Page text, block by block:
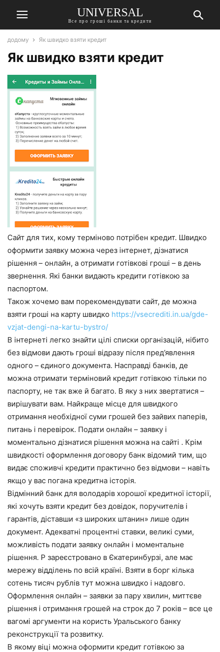
UNIVERSAL
Все про гроші банки та кредити
додому Як швидко взяти кредит
Як швидко взяти кредит
Сайт для тих, кому терміново потрібен кредит. Швидко
оформити заявку можна через інтернет, дізнатися
рішення – онлайн, а отримати готівкові гроші – в день
звернення. Які банки видають кредити готівкою за
паспортом.
Також хочемо вам порекомендувати сайт, де можна
взяти гроші на карту швидко https://vsecrediti.in.ua/gde-
vzjat-dengi-na-kartu-bystro/
В інтернеті легко знайти цілі списки організацій, нібито
без відмови дають гроші відразу після пред’явлення
одного – єдиного документа. Насправді банків, де
можна отримати терміновий кредит готівкою тільки по
паспорту, не так вже й багато. В яку з них звертатися –
вирішувати вам. Найкраще місце для швидкого
отримання необхідної суми грошей без зайвих паперів,
питань і перевірок. Подати онлайн – заявку і
моментально дізнатися рішення можна на сайті . Крім
швидкості оформлення договору банк відомий тим, що
видає споживчі кредити практично без відмови – навіть
якщо у вас погана кредитна історія.
Відмінний банк для володарів хорошої кредитної історії,
які хочуть взяти кредит без довідок, поручителів і
гарантів, діставши «з широких штанин» лише один
документ. Адекватні процентні ставки, великі суми,
можливість подати заявку онлайн і моментальне
рішення. Р зареєстровано в Єкатеринбурзі, але має
мережу відділень по всій країні. Взяти в борг кілька
сотень тисяч рублів тут можна швидко і надовго.
Оформлення онлайн – заявки за пару хвилин, миттєве
рішення і отримання грошей на строк до 7 років – все це
вагомі аргументи на користь Уральського банку
реконструкції та розвитку.
В якому віці можна оформити кредит готівкою за